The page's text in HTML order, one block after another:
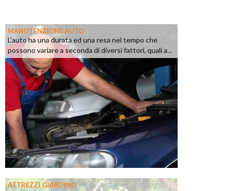
MANUTENZIONE AUTO
L'auto ha una durata ed una resa nel tempo che
possono variare a seconda di diversi fattori, quali a...
ATTREZZI GIARDINO